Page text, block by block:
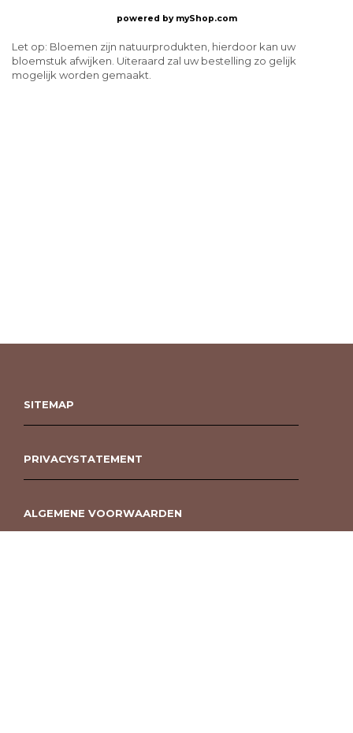
powered by myShop.com
Let op: Bloemen zijn natuurprodukten, hierdoor kan uw
bloemstuk afwijken. Uiteraard zal uw bestelling zo gelijk
mogelijk worden gemaakt.
SITEMAP
PRIVACYSTATEMENT
ALGEMENE VOORWAARDEN